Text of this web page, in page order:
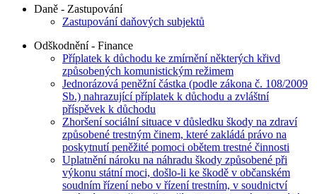
Daně - Zastupování
Zastupování daňových subjektů
Odškodnění - Finance
Příplatek k důchodu ke zmírnění některých křivd
způsobených komunistickým režimem
Jednorázová peněžní částka (podle zákona č. 108/2009
Sb.) nahrazující příplatek k důchodu a zvláštní
příspěvek k důchodu
Zhoršení sociální situace v důsledku škody na zdraví
způsobené trestným činem, které zakládá právo na
poskytnutí peněžité pomoci obětem trestné činnosti
Uplatnění nároku na náhradu škody způsobené při
výkonu státní moci, došlo-li ke škodě v občanském
soudním řízení nebo v řízení trestním, v soudnictví